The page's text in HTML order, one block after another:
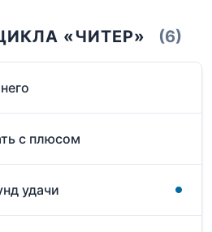
«ЧИТЕР» (6)
с плюсом
удачи